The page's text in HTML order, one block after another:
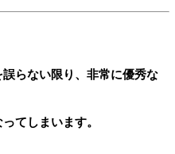
らない限り、非常に優秀な
てしまいます。